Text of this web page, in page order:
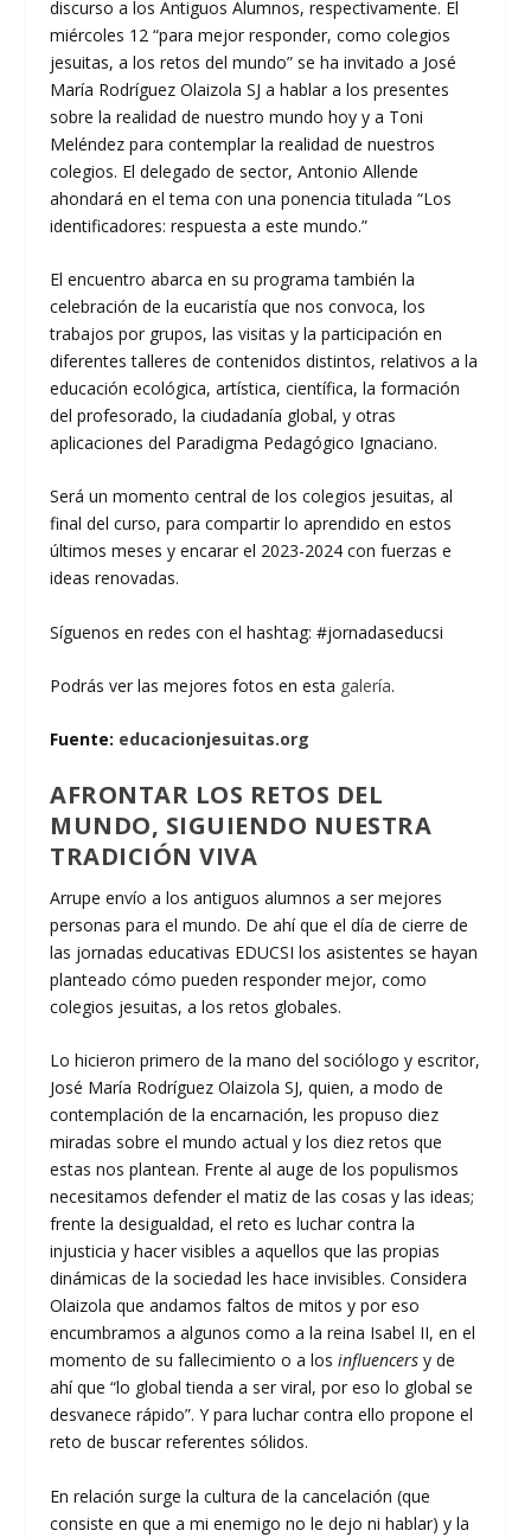
discurso a los Antiguos Alumnos, respectivamente. El
miércoles 12 “para mejor responder, como colegios
jesuitas, a los retos del mundo” se ha invitado a José
María Rodríguez Olaizola SJ a hablar a los presentes
sobre la realidad de nuestro mundo hoy y a Toni
Meléndez para contemplar la realidad de nuestros
colegios. El delegado de sector, Antonio Allende
ahondará en el tema con una ponencia titulada “Los
identificadores: respuesta a este mundo.”
El encuentro abarca en su programa también la
celebración de la eucaristía que nos convoca, los
trabajos por grupos, las visitas y la participación en
diferentes talleres de contenidos distintos, relativos a la
educación ecológica, artística, científica, la formación
del profesorado, la ciudadanía global, y otras
aplicaciones del Paradigma Pedagógico Ignaciano.
Será un momento central de los colegios jesuitas, al
final del curso, para compartir lo aprendido en estos
últimos meses y encarar el 2023-2024 con fuerzas e
ideas renovadas.
Síguenos en redes con el hashtag: #jornadaseducsi
Podrás ver las mejores fotos en esta galería.
Fuente: educacionjesuitas.org
AFRONTAR LOS RETOS DEL
MUNDO, SIGUIENDO NUESTRA
TRADICIÓN VIVA
Arrupe envío a los antiguos alumnos a ser mejores
personas para el mundo. De ahí que el día de cierre de
las jornadas educativas EDUCSI los asistentes se hayan
planteado cómo pueden responder mejor, como
colegios jesuitas, a los retos globales.
Lo hicieron primero de la mano del sociólogo y escritor,
José María Rodríguez Olaizola SJ, quien, a modo de
contemplación de la encarnación, les propuso diez
miradas sobre el mundo actual y los diez retos que
estas nos plantean. Frente al auge de los populismos
necesitamos defender el matiz de las cosas y las ideas;
frente la desigualdad, el reto es luchar contra la
injusticia y hacer visibles a aquellos que las propias
dinámicas de la sociedad les hace invisibles. Considera
Olaizola que andamos faltos de mitos y por eso
encumbramos a algunos como a la reina Isabel II, en el
momento de su fallecimiento o a losinfluencers y de
ahí que “lo global tienda a ser viral, por eso lo global se
desvanece rápido”. Y para luchar contra ello propone el
reto de buscar referentes sólidos.
En relación surge la cultura de la cancelación (que
consiste en que a mi enemigo no le dejo ni hablar) y la